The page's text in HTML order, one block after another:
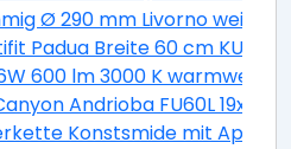
Ø 290 mm Livorno weiß/
Padua Breite 60 cm KUPD
600 lm 3000 K warmweiß
Andrioba FU60L
Konstsmide mit App